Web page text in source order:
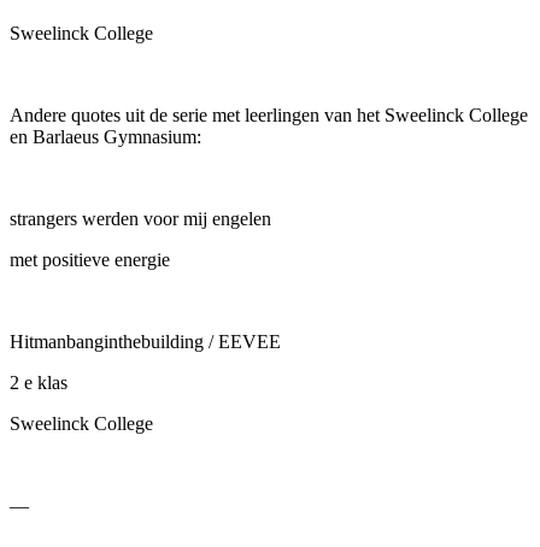
Sweelinck College
Andere quotes uit de serie met leerlingen van het Sweelinck College
en Barlaeus Gymnasium:
strangers werden voor mij engelen
met positieve energie
Hitmanbanginthebuilding / EEVEE
2 e klas
Sweelinck College
—